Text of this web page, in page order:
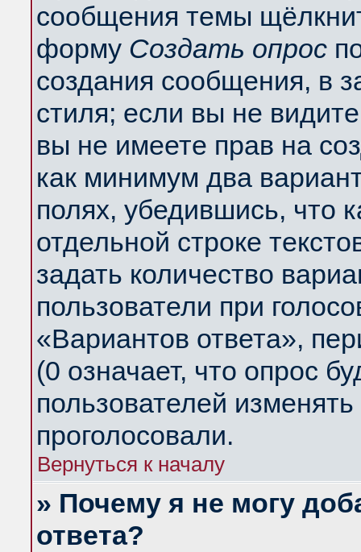
сообщения темы
форму Создать опрос
создания сообщения, в
стиля; если вы не
вы не имеете прав на
как минимум два
полях, убедившись, что
отдельной строке
задать количество
пользователи при
«Вариантов ответа»,
(0 означает, что опрос
пользователей
проголосовали.
Вернуться к началу
» Почему я не могу
ответа?